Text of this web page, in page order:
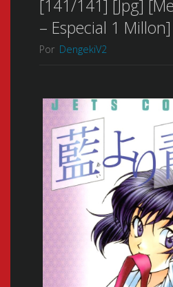
[141/141] [Jpg]
– Especial 1 Millon]
Por DengekiV2